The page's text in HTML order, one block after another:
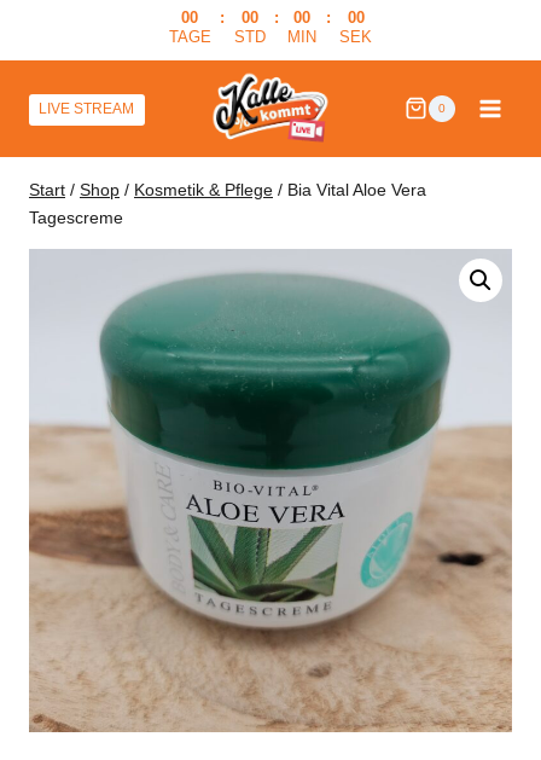
00
TAGE
:
00
STD
:
00
MIN
:
00
SEK
LIVE STREAM 0
Start / Shop / Kosmetik & Pflege / Bia Vital Aloe Vera
Tagescreme